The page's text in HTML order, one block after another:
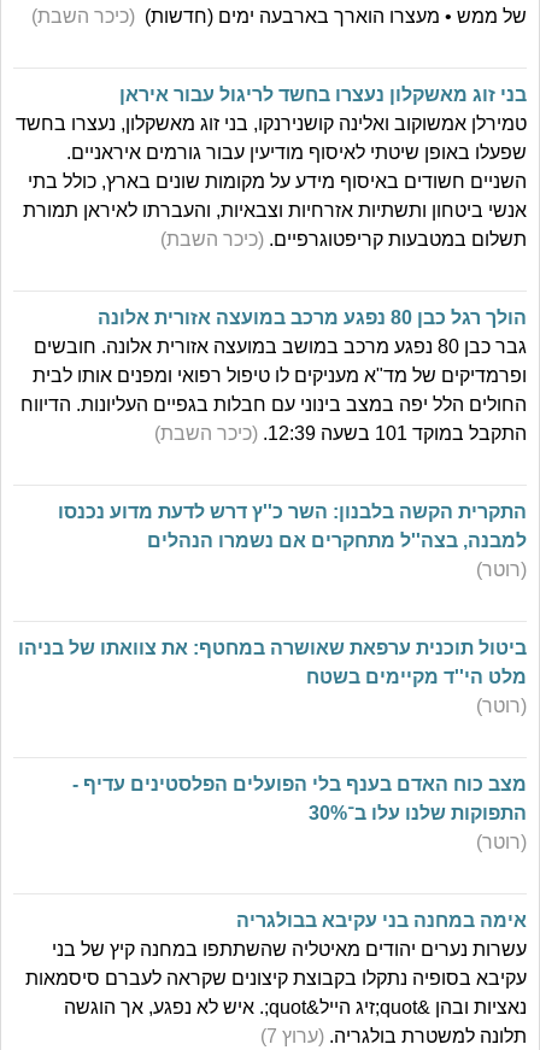
של ממש • מעצרו הוארך בארבעה ימים (חדשות) (כיכר השבת)
בני זוג מאשקלון נעצרו בחשד לריגול עבור איראן
טמירלן אמשוקוב ואלינה קושנירנקו, בני זוג מאשקלון, נעצרו בחשד
שפעלו באופן שיטתי לאיסוף מודיעין עבור גורמים איראניים.
השניים חשודים באיסוף מידע על מקומות שונים בארץ, כולל בתי
אנשי ביטחון ותשתיות אזרחיות וצבאיות, והעברתו לאיראן תמורת
תשלום במטבעות קריפטוגרפיים. (כיכר השבת)
הולך רגל כבן 80 נפגע מרכב במועצה אזורית אלונה
גבר כבן 80 נפגע מרכב במושב במועצה אזורית אלונה. חובשים
ופרמדיקים של מד"א מעניקים לו טיפול רפואי ומפנים אותו לבית
החולים הלל יפה במצב בינוני עם חבלות בגפיים העליונות. הדיווח
התקבל במוקד 101 בשעה 12:39.
(כיכר השבת)
התקרית הקשה בלבנון: השר כ''ץ דרש לדעת מדוע נכנסו
למבנה, בצה''ל מתחקרים אם נשמרו הנהלים
(רוטר)
ביטול תוכנית ערפאת שאושרה במחטף: את צוואתו של בניהו
מלט הי''ד מקיימים בשטח
(רוטר)
מצב כוח האדם בענף בלי הפועלים הפלסטינים עדיף -
התפוקות שלנו עלו ב־30%
(רוטר)
אימה במחנה בני עקיבא בבולגריה
עשרות נערים יהודים מאיטליה שהשתתפו במחנה קיץ של בני
עקיבא בסופיה נתקלו בקבוצת קיצונים שקראה לעברם סיסמאות
נאציות ובהן &quot;זיג הייל&quot;. איש לא נפגע, אך הוגשה
תלונה למשטרת בולגריה. (ערוץ 7)